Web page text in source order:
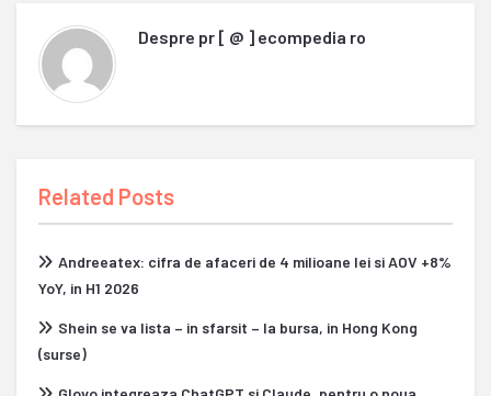
Despre pr [ @ ] ecompedia ro
Related Posts
Andreeatex: cifra de afaceri de 4 milioane lei si AOV +8%
YoY, in H1 2026
Shein se va lista – in sfarsit – la bursa, in Hong Kong
(surse)